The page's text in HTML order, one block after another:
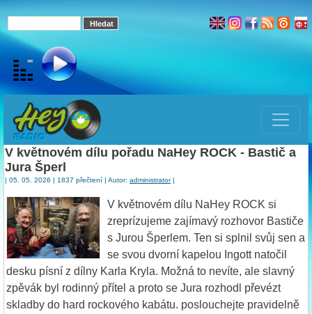
V květnovém dílu pořadu NaHey ROCK - Bastič a
Jura Šperl
| 05. 05. 2026 | 1837 přečtení | Autor: administrator|
V květnovém dílu NaHey ROCK si
zreprízujeme zajímavý rozhovor Bastiče
s Jurou Šperlem. Ten si splnil svůj sen a
se svou dvorní kapelou Ingott natočil
desku písní z dílny Karla Kryla. Možná to nevíte, ale slavný
zpěvák byl rodinný přítel a proto se Jura rozhodl převézt
skladby do hard rockového kabátu. poslouchejte pravidelně